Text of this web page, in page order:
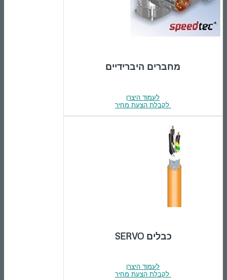
מחברים היברידיים
לעמוד היצרן
לקבלת הצעת מחיר
כבלים SERVO
לעמוד היצרן
לקבלת הצעת מחיר